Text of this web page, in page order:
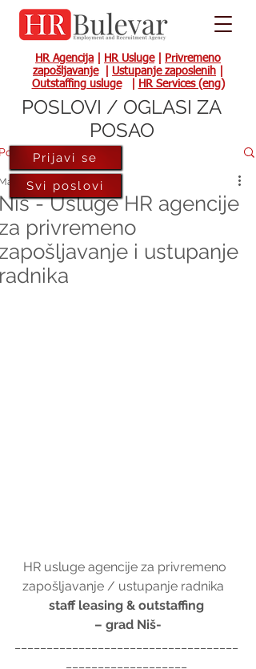
HR Agencija HR Usluge|
Privremeno
zapošljavanje| Ustupanje zaposlenih
Outstaffing usluge| HR Services (eng)
- Usluge HR agencije
privremeno
i ustupanje
11, 2017
HR usluge agencije za privremeno
zapošljavanje / ustupanje radnika
staff leasing & outstaffing
– grad Niš-
Prijavi se
Svi poslovi
POSLOVI / OGLASI ZA
POSAO